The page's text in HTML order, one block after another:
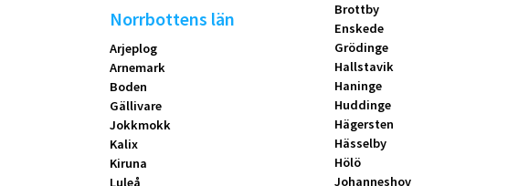
Norrbottens län
Arjeplog
Arnemark
Boden
Gällivare
Jokkmokk
Kalix
Kiruna
Brottby
Enskede
Grödinge
Hallstavik
Haninge
Huddinge
Hägersten
Hässelby
Hölö
Johanneshov